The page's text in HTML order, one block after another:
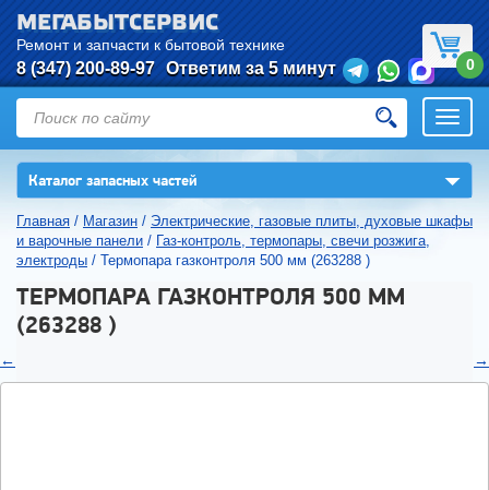
МЕГАБЫТСЕРВИС
Ремонт и запчасти к бытовой технике
8 (347) 200-89-97 Ответим за 5 минут 0
Каталог запасных частей ▼
Главная / Магазин / Электрические, газовые плиты, духовые шкафы
и варочные панели / Газ-контроль, термопары, свечи розжига,
электроды / Термопара газконтроля 500 мм (263288 )
ТЕРМОПАРА ГАЗКОНТРОЛЯ 500 ММ
(263288 )
← →